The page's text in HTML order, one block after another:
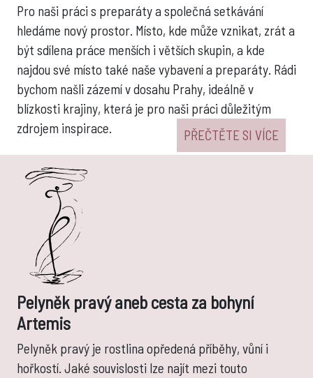
Pro naši práci s preparáty a společná setkávání
hledáme nový prostor. Místo, kde může vznikat, zrát a
být sdílena práce menších i větších skupin, a kde
najdou své místo také naše vybavení a preparáty. Rádi
bychom našli zázemí v dosahu Prahy, ideálně v
blízkosti krajiny, která je pro naši práci důležitým
zdrojem inspirace.
PŘEČTĚTE SI VÍCE
Pelyněk pravý aneb cesta za bohyní
Artemis
Pelyněk pravý je rostlina opředená příběhy, vůní i
hořkostí. Jaké souvislosti lze najít mezi touto